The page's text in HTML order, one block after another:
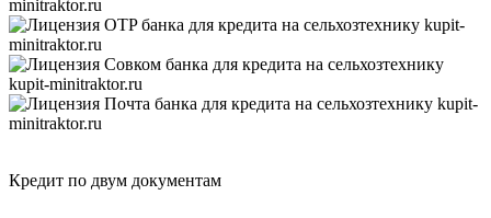
Кредит по двум документам